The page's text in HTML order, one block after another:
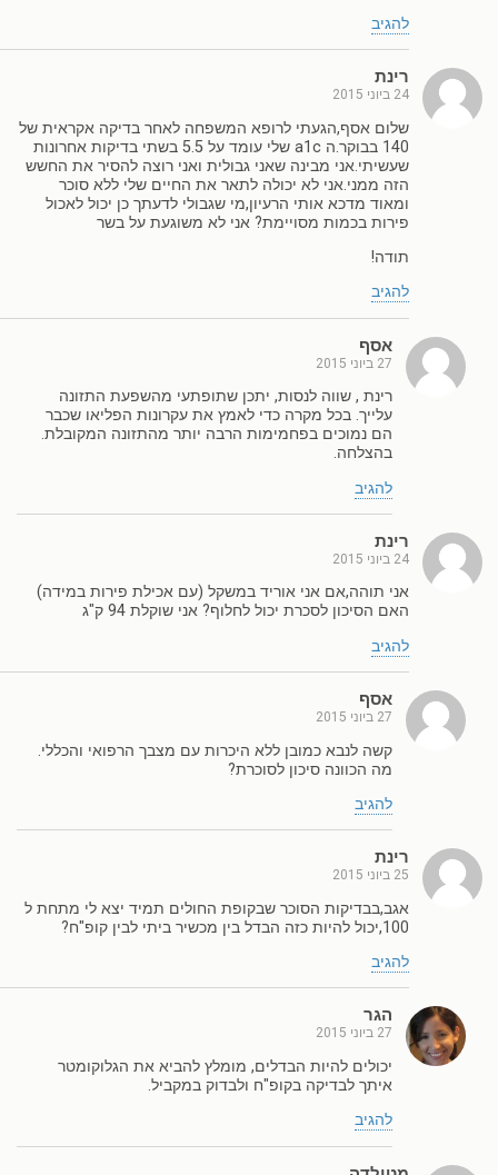
להגיב
רינת
24 ביוני 2015
שלום אסף,הגעתי לרופא המשפחה לאחר בדיקה אקראית של
140 בבוקר.ה a1c שלי עומד על 5.5 בשתי בדיקות אחרונות
שעשיתי.אני מבינה שאני גבולית ואני רוצה להסיר את החשש
הזה ממני.אני לא יכולה לתאר את החיים שלי ללא סוכר
ומאוד מדכא אותי הרעיון,מי שגבולי לדעתך כן יכול לאכול
פירות בכמות מסויימת? אני לא משוגעת על בשר
תודה!
להגיב
אסף
27 ביוני 2015
רינת , שווה לנסות, יתכן שתופתעי מהשפעת התזונה
עלייך. בכל מקרה כדי לאמץ את עקרונות הפליאו שכבר
הם נמוכים בפחמימות הרבה יותר מהתזונה המקובלת.
בהצלחה.
להגיב
רינת
24 ביוני 2015
אני תוהה,אם אני אוריד במשקל (עם אכילת פירות במידה)
האם הסיכון לסכרת יכול לחלוף? אני שוקלת 94 ק"ג
להגיב
אסף
27 ביוני 2015
קשה לנבא כמובן ללא היכרות עם מצבך הרפואי והכללי.
מה הכוונה סיכון לסוכרת?
להגיב
רינת
25 ביוני 2015
אגב,בבדיקות הסוכר שבקופת החולים תמיד יצא לי מתחת ל
100,יכול להיות כזה הבדל בין מכשיר ביתי לבין קופ"ח?
להגיב
הגר
27 ביוני 2015
יכולים להיות הבדלים, מומלץ להביא את הגלוקומטר
איתך לבדיקה בקופ"ח ולבדוק במקביל.
להגיב